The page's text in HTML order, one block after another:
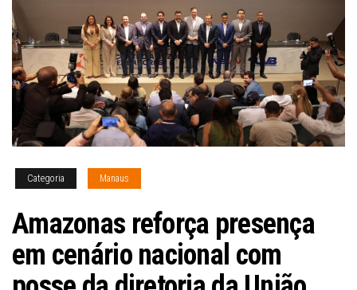
Categoria Manaus
Amazonas reforça presença
em cenário nacional com